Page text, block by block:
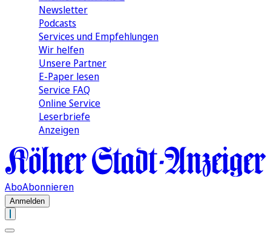
Newsletter
Podcasts
Services und Empfehlungen
Wir helfen
Unsere Partner
E-Paper lesen
Service FAQ
Online Service
Leserbriefe
Anzeigen
AboAbonnieren
Anmelden